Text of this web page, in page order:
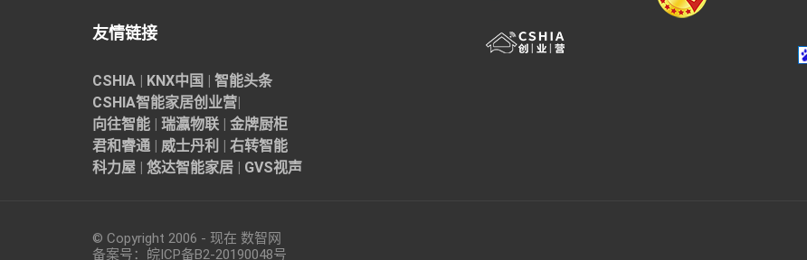
友情链接
CSHIA | KNX中国 | 智能头条
CSHIA智能家居创业营|
向往智能 | 瑞瀛物联 | 金牌厨柜
君和睿通 | 威士丹利 | 右转智能
科力屋 | 悠达智能家居 | GVS视声
© Copyright 2006 - 现在 数智网
备案号： 皖ICP备B2-20190048号